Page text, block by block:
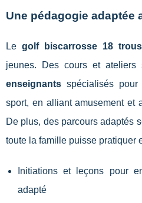
Une pédagogie adaptée
Legolf biscarrosse 18 trous
jeunes. Des cours et ateliers
enseignants spécialisés
sport, en alliant amusement et
De plus, des parcours adaptés
toute la famille puisse pratiquer
Initiations et leçons pour
adapté